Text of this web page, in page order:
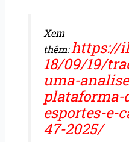
Xem
thêm:https://
18/09/19/
uma-
plataforma-
esportes-e-
47-2025/